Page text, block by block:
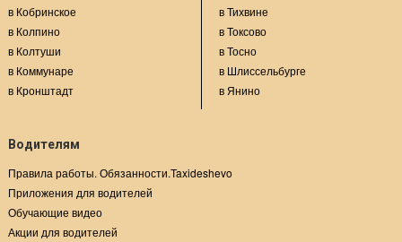
в Кобринское
в Колпино
в Колтуши
в Коммунаре
в Кронштадт
в Тихвине
в Токсово
в Тосно
в Шлиссельбурге
в Янино
Водителям
Правила работы. Обязанности.Taxideshevo
Приложения для водителей
Обучающие видео
Акции для водителей